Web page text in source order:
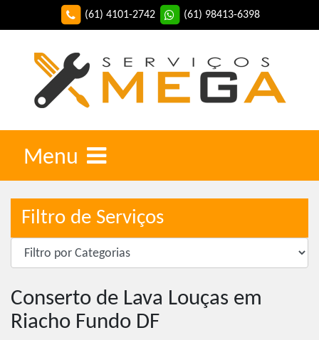
(61) 4101-2742 (61) 98413-6398
Menu
Filtro de Serviços
Conserto de Lava Louças em
Riacho Fundo DF